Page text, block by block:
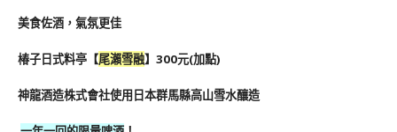
美食佐酒，氣氛更佳
椿子日式料亭 【尾瀨雪融】300元(加點)
神龍酒造株式會社使用日本群馬縣高山雪水釀造